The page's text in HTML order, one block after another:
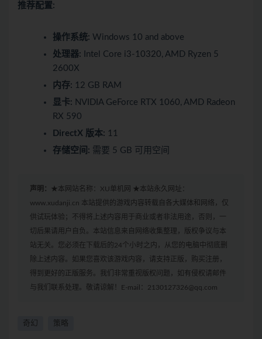
推荐配置:
操作系统: Windows 10 and above
处理器: Intel Core i3-10320, AMD Ryzen 5
2600X
内存: 12 GB RAM
显卡: NVIDIA GeForce RTX 1060, AMD Radeon
RX 590
DirectX 版本: 11
存储空间: 需要 5 GB 可用空间
声明： ★本网站名称：XU单机网 ★本站永久网址：
www.xudanji.cn 本站提供的游戏内容转载自各大媒体和网络，仅
供试玩体验；不得将上述内容用于商业或者非法用途，否则，一
切后果请用户自负。本站信息来自网络收集整理，版权争议与本
站无关。您必须在下载后的24个小时之内，从您的电脑中彻底删
除上述内容。如果您喜欢该游戏内容，请支持正版，购买注册，
得到更好的正版服务。我们非常重视版权问题，如有侵权请邮件
与我们联系处理。敬请谅解！E-mail：2130127326@qq.com
奇幻 策略